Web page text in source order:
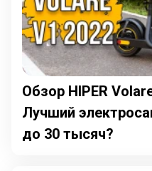
Обзор HIPER
Лучший
до 30 тысяч?